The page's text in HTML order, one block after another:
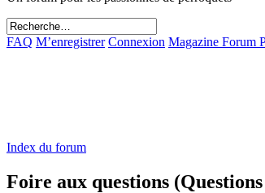
FAQ M’enregistrer Connexion Magazine Forum
Index du forum
Foire aux questions